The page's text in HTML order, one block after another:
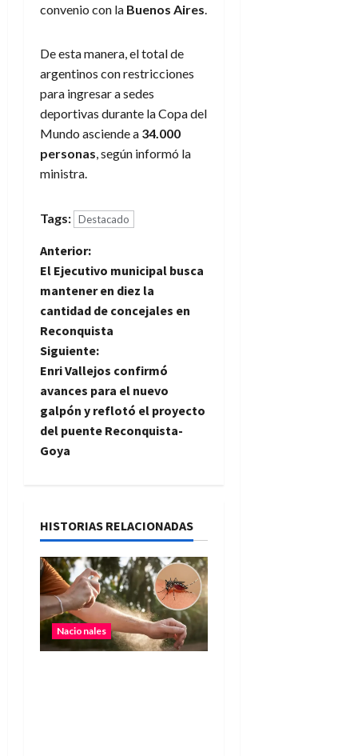
convenio con la Buenos Aires
De esta manera, el total de
argentinos con restricciones
para ingresar a sedes
deportivas durante la Copa del
Mundo asciende a 34.000
personas , según informó la
ministra.
Tags: Destacado
N
a
v
e
g
a
c
ó
n
d
e
e
Anterior:
El Ejecutivo municipal busca
mantener en diez la
cantidad de concejales en
Reconquista
Siguiente:
Enri Vallejos confirmó
avances para el nuevo
galpón y reflotó el proyecto
del puente Reconquista-
Goya
HISTORIAS RELACIONADAS
Nacionales